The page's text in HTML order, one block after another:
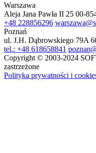
Warszawa
Aleja Jana Pawła II 25 00-
+48 228856296
Poznań
ul. J.H. Dąbrowskiego 79A
tel.: +48 618658841
Copyright © 2003-2024
zastrzeżone
Polityka prywatności i